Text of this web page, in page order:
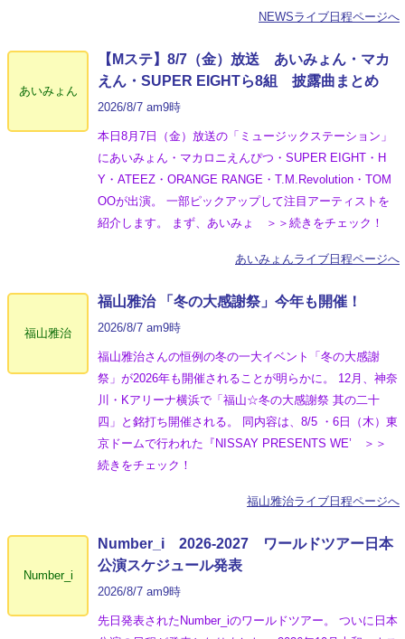
NEWSライブ日程ページへ
あいみょん
【Mステ】8/7（金）放送 あいみょん・マカ
えん・SUPER EIGHTら8組 披露曲まとめ
2026/8/7 am9時
本日8月7日（金）放送の「ミュージックステーション」
にあいみょん・マカロニえんぴつ・SUPER EIGHT・H
Y・ATEEZ・ORANGE RANGE・T.M.Revolution・TOM
OOが出演。 一部ピックアップして注目アーティストを
紹介します。 まず、あいみょ ＞＞続きをチェック！
あいみょんライブ日程ページへ
福山雅治
福山雅治 「冬の⼤感謝祭」今年も開催！
2026/8/7 am9時
福山雅治さんの恒例の冬の一大イベント「冬の⼤感謝
祭」が2026年も開催されることが明らかに。 12月、神奈
川・Kアリーナ横浜で「福山☆冬の大感謝祭 其の二十
四」と銘打ち開催される。 同内容は、8/5 ・6日（木）東
京ドームで行われた『NISSAY PRESENTS WE’ ＞＞
続きをチェック！
福山雅治ライブ日程ページへ
Number_i
Number_i 2026‐2027 ワールドツアー日本
公演スケジュール発表
2026/8/7 am9時
先日発表されたNumber_iのワールドツアー。 ついに日本